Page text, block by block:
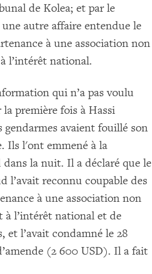
de Kolea; et par le
autre affaire entendue le
à une association non
l’intérêt national.
qui n’a pas voulu
première fois à Hassi
gendarmes avaient fouillé son
Ils l'ont emmené à la
la nuit. Il a déclaré que le
l’avait reconnu coupable des
à une association non
l’intérêt national et de
et l’avait condamné le 28
(2 600 USD). Il a fait